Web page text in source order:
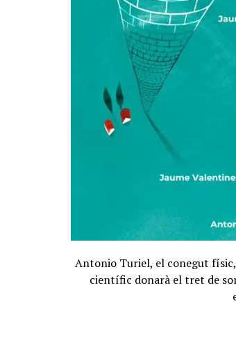
Antonio Turiel, el conegut
científic donarà el tret de